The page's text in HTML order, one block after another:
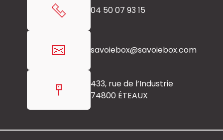
04 50 07 93 15
savoiebox@savoiebox.com
433, rue de l’Industrie
74800 ÉTEAUX